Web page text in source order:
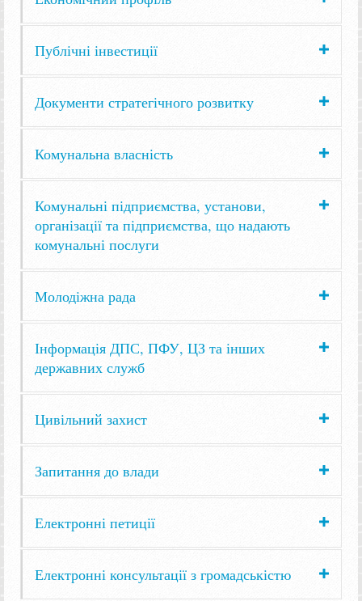
Публічні інвестиції
Документи стратегічного розвитку
Комунальна власність
Комунальні підприємства, установи,
організації та підприємства, що надають
комунальні послуги
Молодіжна рада
Інформація ДПС, ПФУ, ЦЗ та інших
державних служб
Цивільний захист
Запитання до влади
Електронні петиції
Електронні консультації з громадськістю